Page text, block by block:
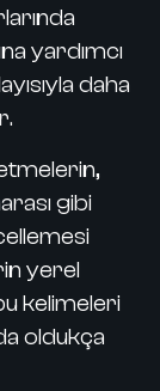
yardımcı
daha
gibi
yerel
kelimeleri
oldukça